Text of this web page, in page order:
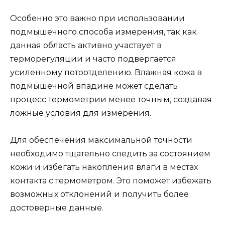
Особенно это важно при использовании
подмышечного способа измерения, так как
данная область активно участвует в
терморегуляции и часто подвергается
усиленному потоотделению. Влажная кожа в
подмышечной впадине может сделать
процесс термометрии менее точным, создавая
ложные условия для измерения.
Для обеспечения максимальной точности
необходимо тщательно следить за состоянием
кожи и избегать накопления влаги в местах
контакта с термометром. Это поможет избежать
возможных отклонений и получить более
достоверные данные.